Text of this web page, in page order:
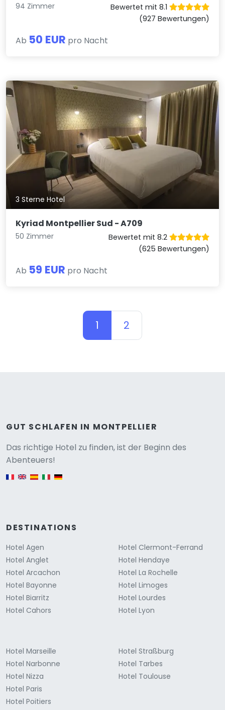
94 Zimmer
Bewertet mit 8.1
(927 Bewertungen)
Ab 50 EUR pro Nacht
3 Sterne Hotel
Kyriad Montpellier Sud - A709
50 Zimmer
Bewertet mit 8.2
(625 Bewertungen)
Ab 59 EUR pro Nacht
1 2
GUT SCHLAFEN IN MONTPELLIER
Das richtige Hotel zu finden, ist der Beginn des
Abenteuers!
DESTINATIONS
Hotel Agen
Hotel Anglet
Hotel Arcachon
Hotel Bayonne
Hotel Biarritz
Hotel Cahors
Hotel Clermont-Ferrand
Hotel Hendaye
Hotel La Rochelle
Hotel Limoges
Hotel Lourdes
Hotel Lyon
Hotel Marseille
Hotel Narbonne
Hotel Nizza
Hotel Paris
Hotel Poitiers
Hotel Straßburg
Hotel Tarbes
Hotel Toulouse